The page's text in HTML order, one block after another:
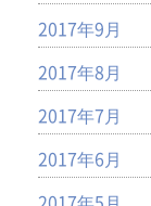
2017年9月
2017年8月
2017年7月
2017年6月